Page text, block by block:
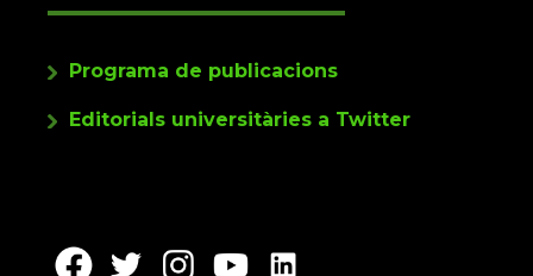
Programa de publicacions
Editorials universitàries a Twitter